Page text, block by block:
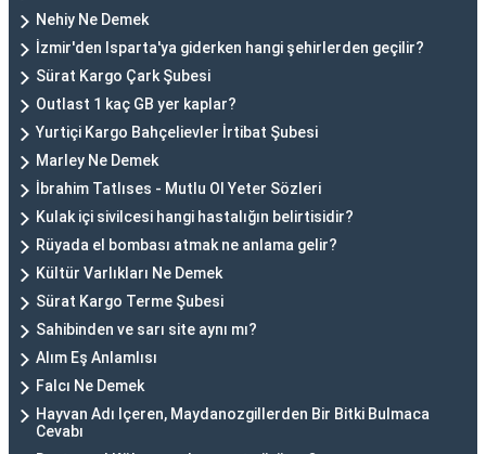
Nehiy Ne Demek
İzmir'den Isparta'ya giderken hangi şehirlerden geçilir?
Sürat Kargo Çark Şubesi
Outlast 1 kaç GB yer kaplar?
Yurtiçi Kargo Bahçelievler İrtibat Şubesi
Marley Ne Demek
İbrahim Tatlıses - Mutlu Ol Yeter Sözleri
Kulak içi sivilcesi hangi hastalığın belirtisidir?
Rüyada el bombası atmak ne anlama gelir?
Kültür Varlıkları Ne Demek
Sürat Kargo Terme Şubesi
Sahibinden ve sarı site aynı mı?
Alım Eş Anlamlısı
Falcı Ne Demek
Hayvan Adı Içeren, Maydanozgillerden Bir Bitki Bulmaca
Cevabı